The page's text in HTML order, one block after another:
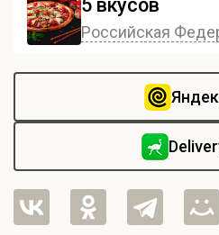
5 вкусов
Российская